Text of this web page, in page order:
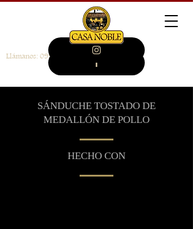
Llámanos: 099 946 4014
SÁNDUCHE TOSTADO DE
MEDALLÓN DE POLLO
HECHO CON